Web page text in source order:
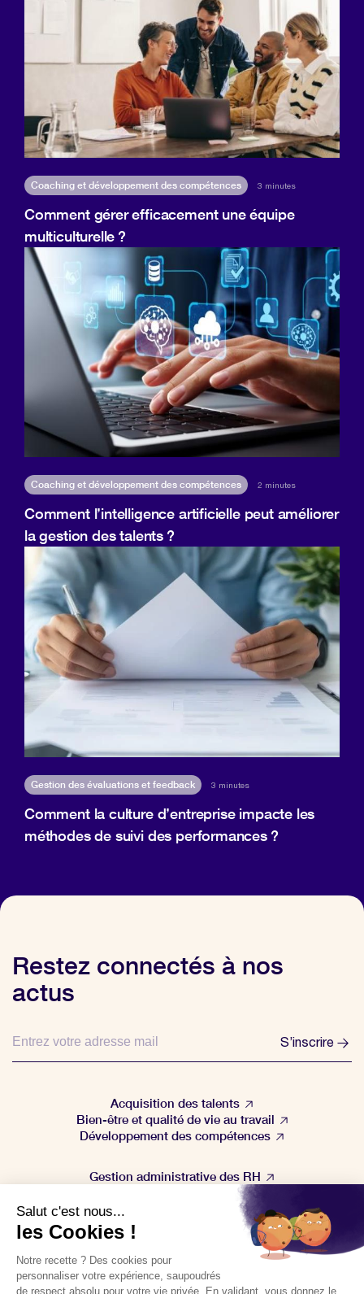
Coaching et développement des compétences 3 minutes
Comment gérer efficacement une équipe
multiculturelle ?
Coaching et développement des compétences 2 minutes
Comment l’intelligence artificielle peut améliorer
la gestion des talents ?
Gestion des évaluations et feedback 3 minutes
Comment la culture d’entreprise impacte les
méthodes de suivi des performances ?
Restez connectés à nos
actus
S’inscrire
Acquisition des talents
Bien-être et qualité de vie au travail
Développement des compétences
Gestion administrative des RH
Gestion de la performance
🚀 Téléchargez nos outils gratuits